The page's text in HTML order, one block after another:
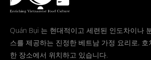
Quán Bụi 는 현대적이고 세련된 인도차이나
스를 제공하는 진정한 베트남 가정 요리로,
한 장소에서 위치하고 있습니다.